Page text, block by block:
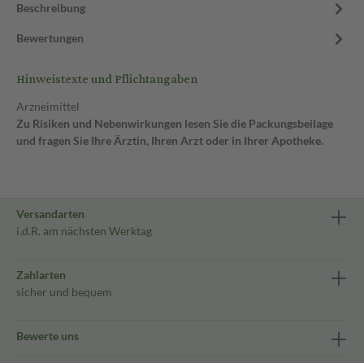
Beschreibung
Bewertungen
Hinweistexte und Pflichtangaben
Arzneimittel
Zu Risiken und Nebenwirkungen lesen Sie die Packungsbeilage
und fragen Sie Ihre Ärztin, Ihren Arzt oder in Ihrer Apotheke.
Versandarten
i.d.R. am nächsten Werktag
Zahlarten
sicher und bequem
Bewerte uns